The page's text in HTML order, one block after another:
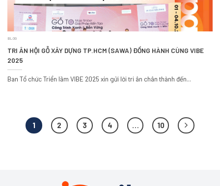
BLOG
TRI ÂN HỘI GỖ XÂY DỰNG TP.HCM (SAWA) ĐỒNG HÀNH CÙNG VIBE
2025
Ban Tổ chức Triển lãm VIBE 2025 xin gửi lời tri ân chân thành đến...
1 2 3 4 10